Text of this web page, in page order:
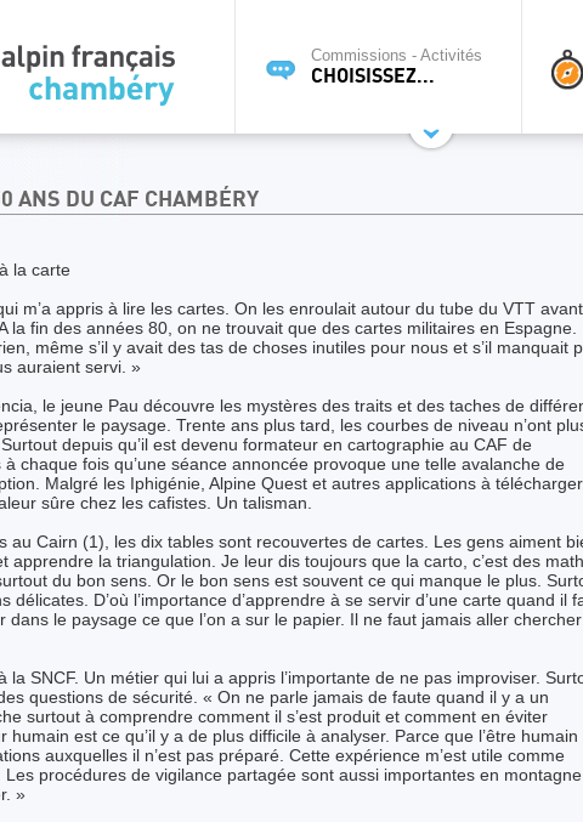
Commissions - Activités
CHOISISSEZ...
ANS DU CAF CHAMBÉRY
la carte
m’a appris à lire les cartes. On les enroulait autour du tube du VTT avant
la fin des années 80, on ne trouvait que des cartes militaires en Espagne.
même s’il y avait des tas de choses inutiles pour nous et s’il manquait
auraient servi. »
le jeune Pau découvre les mystères des traits et des taches de
le paysage. Trente ans plus tard, les courbes de niveau n’ont
depuis qu’il est devenu formateur en cartographie au CAF de
chaque fois qu’une séance annoncée provoque une telle avalanche de
Malgré les Iphigénie, Alpine Quest et autres applications à
sûre chez les cafistes. Un talisman.
au Cairn (1), les dix tables sont recouvertes de cartes. Les gens aiment
apprendre la triangulation. Je leur dis toujours que la carto, c’est des
du bon sens. Or le bon sens est souvent ce qui manque le plus.
délicates. D’où l’importance d’apprendre à se servir d’une carte quand il
dans le paysage ce que l’on a sur le papier. Il ne faut jamais aller
la SNCF. Un métier qui lui a appris l’importante de ne pas improviser.
questions de sécurité. « On ne parle jamais de faute quand il y a un
surtout à comprendre comment il s’est produit et comment en éviter
humain est ce qu’il y a de plus difficile à analyser. Parce que l’être humain
auxquelles il n’est pas préparé. Cette expérience m’est utile comme
Les procédures de vigilance partagée sont aussi importantes en montagne
»